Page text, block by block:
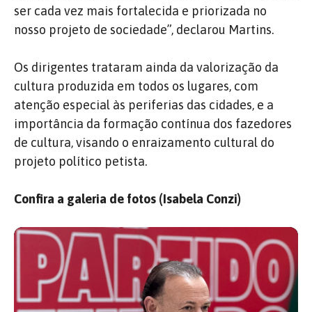
ser cada vez mais fortalecida e priorizada no
nosso projeto de sociedade”, declarou Martins.
Os dirigentes trataram ainda da valorização da
cultura produzida em todos os lugares, com
atenção especial às periferias das cidades, e a
importância da formação contínua dos fazedores
de cultura, visando o enraizamento cultural do
projeto político petista.
Confira a galeria de fotos (Isabela Conzi)